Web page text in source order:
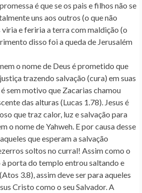
é que se os pais e filhos não se
uns aos outros (o que não
viria e feriria a terra com maldição (o
disso foi a queda de Jerusalém
o nome de Deus é prometido que
trazendo salvação (cura) em suas
sem motivo que Zacarias chamou
das alturas (Lucas 1.78). Jesus é
que traz calor, luz e salvação para
o nome de Yahweh. E por causa desse
que esperam a salvação
soltos no curral! Assim como o
porta do templo entrou saltando e
3.8), assim deve ser para aqueles
Cristo como o seu Salvador. A